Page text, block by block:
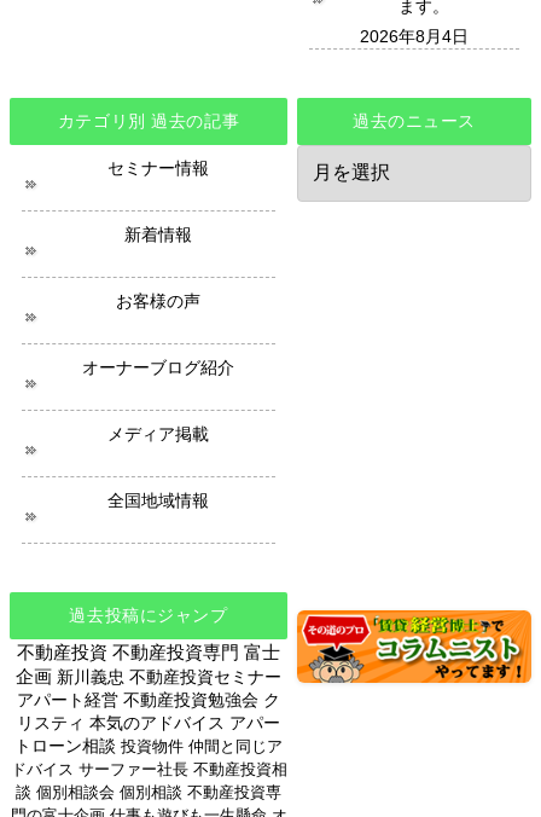
ます。
2026年8月4日
カテゴリ別 過去の記事
セミナー情報
新着情報
お客様の声
オーナーブログ紹介
メディア掲載
全国地域情報
過去のニュース
過
の
過去投稿にジャンプ
不動産投資 不動産投資専門 富士
企画 新川義忠 不動産投資セミナー
アパート経営 不動産投資勉強会 ク
リスティ 本気のアドバイス アパー
トローン相談 投資物件 仲間と同じア
ドバイス サーファー社長 不動産投資相
談 個別相談会 個別相談 不動産投資専